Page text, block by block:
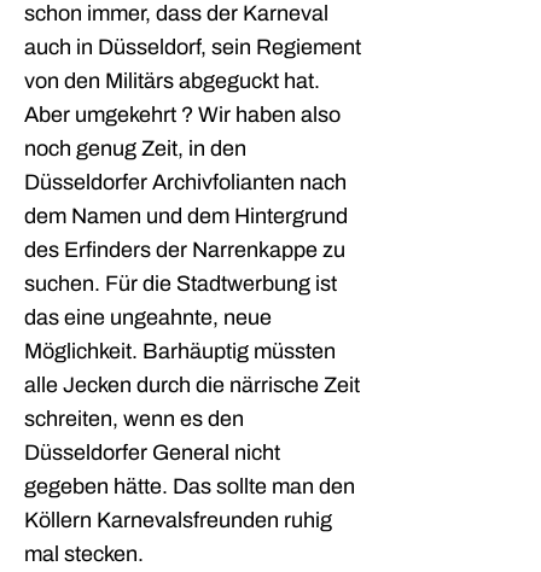
schon immer, dass der Karneval
auch in Düsseldorf, sein Regiement
von den Militärs abgeguckt hat.
Aber umgekehrt ? Wir haben also
noch genug Zeit, in den
Düsseldorfer Archivfolianten nach
dem Namen und dem Hintergrund
des Erfinders der Narrenkappe zu
suchen. Für die Stadtwerbung ist
das eine ungeahnte, neue
Möglichkeit. Barhäuptig müssten
alle Jecken durch die närrische Zeit
schreiten, wenn es den
Düsseldorfer General nicht
gegeben hätte. Das sollte man den
Köllern Karnevalsfreunden ruhig
mal stecken.